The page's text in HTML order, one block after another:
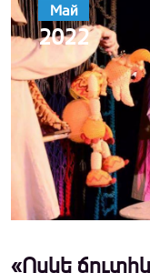
Май
2022
«Ոսկե